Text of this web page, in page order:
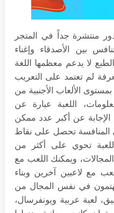
منتشرة جداً في المتجر
بين الأصدقاء وإغناء
لا يدعم معظمها اللغة
لم تعتمد على التعريب
الألعاب الأجنبية من
اللعبة عبارة عن
عن أكبر عدد ممكن
المنافسة تحصل على نقاط
تحوي على أكثر من
ويمكنك اللعب مع
مع لاعبين آخرين وبناء
في نفس المجال من
لعبة عربية ويونفرسال،